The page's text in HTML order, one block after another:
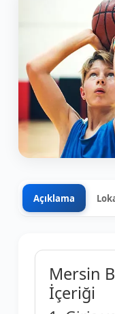
Açıklama
Mersin
İçeriği